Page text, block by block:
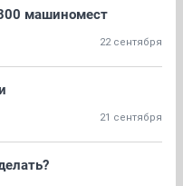
машиномест
22 сентября
21 сентября